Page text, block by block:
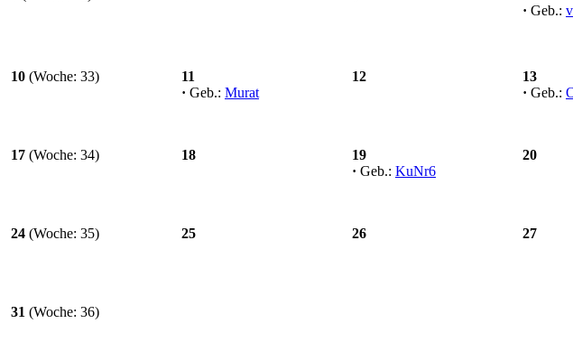
· Geb.:
10 (Woche: 33)
11
· Geb.: Murat
12
13
· Geb.:
17 (Woche: 34) 18
19
· Geb.: KuNr6
20
24 (Woche: 35) 25 26 27
31 (Woche: 36)